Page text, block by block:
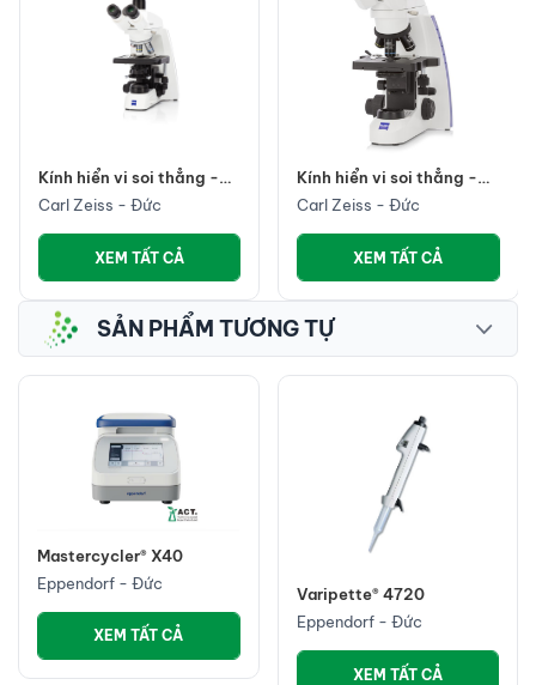
Kính hiển vi soi thẳng -
Primostar 3
Carl Zeiss - Đức
XEM TẤT CẢ
Kính hiển vi soi thẳng -
Primostar 1
Carl Zeiss - Đức
XEM TẤT CẢ
SẢN PHẨM TƯƠNG TỰ
Mastercycler® X40
Eppendorf - Đức
XEM TẤT CẢ
Varipette® 4720
Eppendorf - Đức
XEM TẤT CẢ